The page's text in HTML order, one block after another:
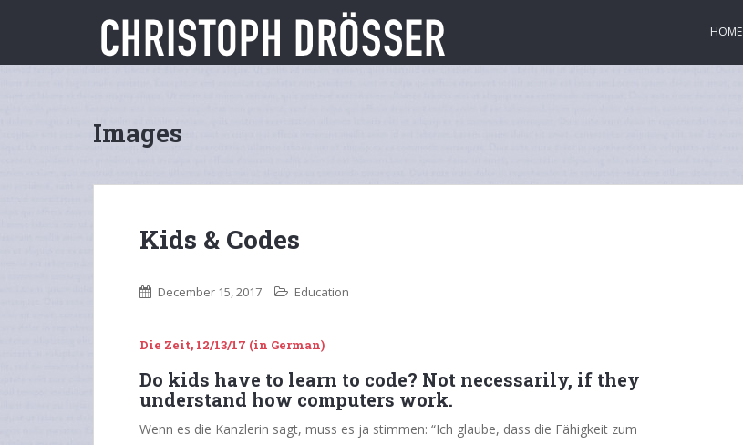
HOME
Images
Kids & Codes
December 15, 2017 Education
Die Zeit, 12/13/17 (in German)
Do kids have to learn to code? Not necessarily, if they
understand how computers work.
Wenn es die Kanzlerin sagt, muss es ja stimmen: “Ich glaube, dass die Fähigkeit zum